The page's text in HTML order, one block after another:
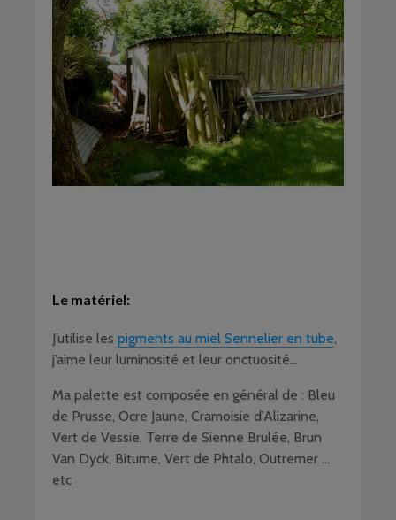
Le matériel:
J’utilise les pigments au miel Sennelier en tube,
j’aime leur luminosité et leur onctuosité…
Ma palette est composée en général de : Bleu
de Prusse, Ocre Jaune, Cramoisie d’Alizarine,
Vert de Vessie, Terre de Sienne Brulée, Brun
Van Dyck, Bitume, Vert de Phtalo, Outremer …
etc